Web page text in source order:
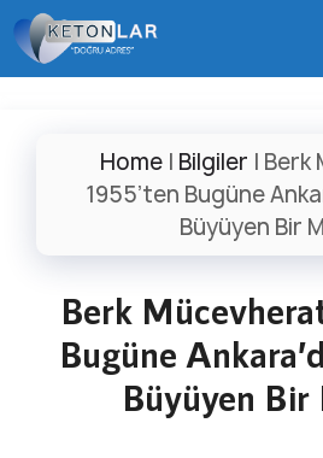
İçeriğe
atla
Home| Bilgiler | Berk
1955’ten Bugüne
Büyüyen Bir
Berk
Bugüne
Büyüyen Bir